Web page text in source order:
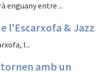
enguany entre ...
l'Escarxofa & Jazz
l...
tornen amb un